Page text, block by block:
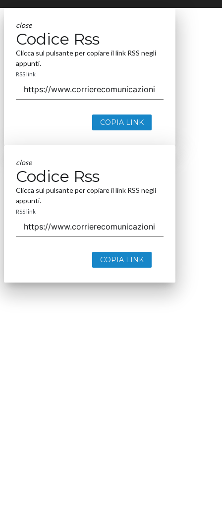
close
Codice Rss
Clicca sul pulsante per copiare il link RSS negli
appunti.
RSS link
COPIA LINK
close
Codice Rss
Clicca sul pulsante per copiare il link RSS negli
appunti.
RSS link
COPIA LINK